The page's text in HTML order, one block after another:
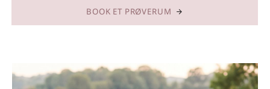
BOOK ET PRØVERUM